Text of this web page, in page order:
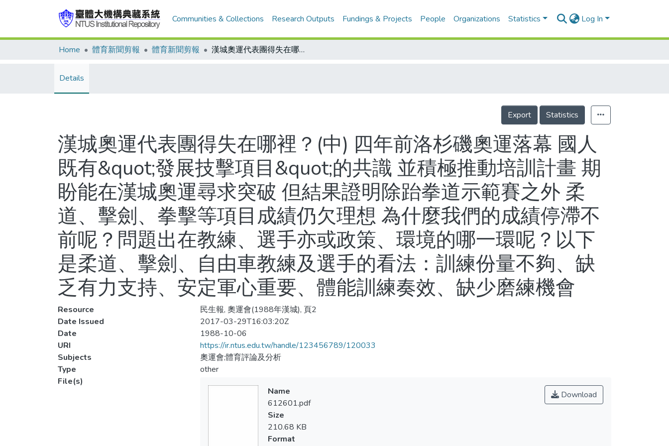
Communities & Collections Research Outputs Fundings & Projects People Organizations Statistics Log In
Home 體育新聞剪報 體育新聞剪報 漢城奧運代表團得失在哪裡？(中) 四年前洛杉磯奧運落幕 國人既有&quot;發展技擊項目&quot;的共識 並積極推動培訓計畫 期盼能在漢城奧運尋求突破 但結果證明除跆拳道示範賽之外 柔道、擊劍、拳擊等項目成績仍欠理想 為什麼我們的成績停滯不前呢？問題出在教練、選手亦或政策、環境的哪一環呢？以下是柔道、擊劍、自由車教練及選手的看法：訓練份量不夠、缺乏有力支持、安定軍心重要、體能訓練奏效、缺少磨練機會
Details
Export Statistics
漢城奧運代表團得失在哪裡？(中) 四年前洛杉磯奧運落幕 國人
既有&quot;發展技擊項目&quot;的共識 並積極推動培訓計畫 期
盼能在漢城奧運尋求突破 但結果證明除跆拳道示範賽之外 柔
道、擊劍、拳擊等項目成績仍欠理想 為什麼我們的成績停滯不
前呢？問題出在教練、選手亦或政策、環境的哪一環呢？以下
是柔道、擊劍、自由車教練及選手的看法：訓練份量不夠、缺
乏有力支持、安定軍心重要、體能訓練奏效、缺少磨練機會
Resource
民生報, 奧運會(1988年漢城), 頁2
Date Issued
2017-03-29T16:03:20Z
Date
1988-10-06
URI
https://ir.ntus.edu.tw/handle/123456789/120033
Subjects
奧運會;體育評論及分析
Type
other
File(s)
Download
Name
612601.pdf
Size
210.68 KB
Format